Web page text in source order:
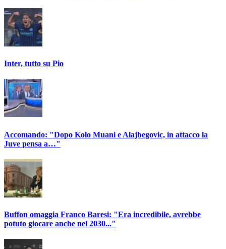
Inter, tutto su Pio
Accomando: "Dopo Kolo Muani e Alajbegovic, in attacco la
Juve pensa a…"
Buffon omaggia Franco Baresi: "Era incredibile, avrebbe
potuto giocare anche nel 2030..."